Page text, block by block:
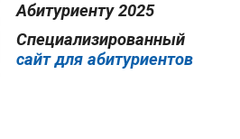
Абитуриенту 2025
Специализированный
сайт для абитуриентов